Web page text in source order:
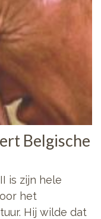
Belgische
is zijn hele
het
Hij wilde dat